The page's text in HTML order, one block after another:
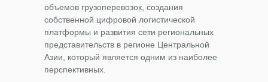
объемов грузоперевозок, создания
собственной цифровой логистической
платформы и развития сети региональных
представительств в регионе Центральной
Азии, который является одним из наиболее
перспективных.